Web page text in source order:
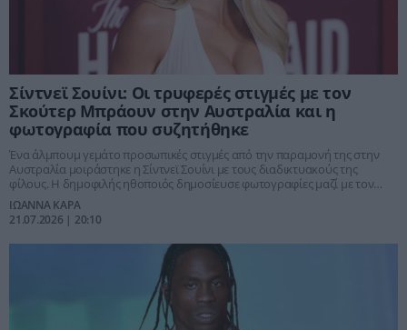
Σίντνεϊ Σουίνι: Οι τρυφερές στιγμές με τον
Σκούτερ Μπράουν στην Αυστραλία και η
φωτογραφία που συζητήθηκε
Ένα άλμπουμ γεμάτο προσωπικές στιγμές από την παραμονή της στην
Αυστραλία μοιράστηκε η Σίντνεϊ Σουίνι με τους διαδικτυακούς της
φίλους. Η δημοφιλής ηθοποιός δημοσίευσε φωτογραφίες μαζί με τον
σύντροφό της, Σκούτερ Μπράουν, αλλά και στιγμιότυπα από τις
περιπέτειες και τις δραστηριότητες που δοκίμασαν, ενώ μία ιδιαίτερη
selfie της τράβηξε τα βλέμματα και προκάλεσε πλήθος σχολίων στα social
media.
ΙΩΑΝΝΑ ΚΑΡΑ
21.07.2026 | 20:10